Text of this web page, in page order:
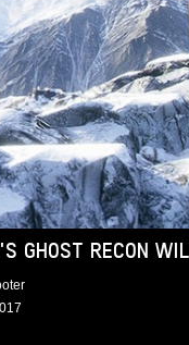
GHOST RECON